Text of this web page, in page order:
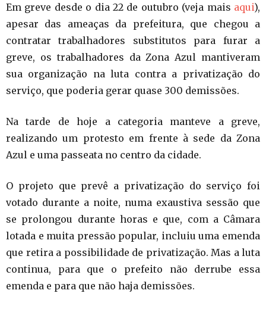
Em greve desde o dia 22 de outubro (veja mais aqui),
apesar das ameaças da prefeitura, que chegou a
contratar trabalhadores substitutos para furar a
greve, os trabalhadores da Zona Azul mantiveram
sua organização na luta contra a privatização do
serviço, que poderia gerar quase 300 demissões.
Na tarde de hoje a categoria manteve a greve,
realizando um protesto em frente à sede da Zona
Azul e uma passeata no centro da cidade.
O projeto que prevê a privatização do serviço foi
votado durante a noite, numa exaustiva sessão que
se prolongou durante horas e que, com a Câmara
lotada e muita pressão popular, incluiu uma emenda
que retira a possibilidade de privatização. Mas a luta
continua, para que o prefeito não derrube essa
emenda e para que não haja demissões.